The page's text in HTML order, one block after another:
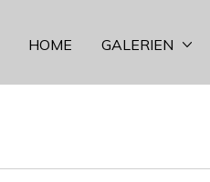
HOME GALERIEN